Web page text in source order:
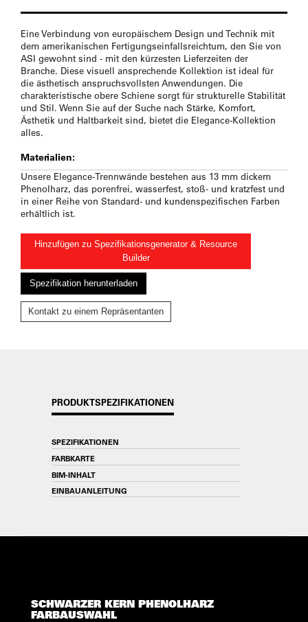
Eine Verbindung von europäischem Design und Technik mit
dem amerikanischen Fertigungseinfallsreichtum, den Sie von
ASI gewohnt sind - mit den kürzesten Lieferzeiten der
Branche. Diese visuell ansprechende Kollektion ist ideal für
die ästhetisch anspruchsvollsten Anwendungen. Die
charakteristische obere Schiene sorgt für strukturelle Stabilität
und Stil. Wenn Sie auf der Suche nach Stärke, Komfort,
Ästhetik und Haltbarkeit sind, bietet die Elegance-Kollektion
alles.
Materialien:
Unsere Elegance-Trennwände bestehen aus 13 mm dickem
Phenolharz, das porenfrei, wasserfest, stoß- und kratzfest und
in einer Reihe von Standard- und kundenspezifischen Farben
erhältlich ist.
Hinzufügen zu Spezifikationsgenerator & Resource
Builder
Spezifikation herunterladen
Kontakt zu einem Repräsentanten
PRODUKTSPEZIFIKATIONEN
SPEZIFIKATIONEN
FARBKARTE
BIM-INHALT
EINBAUANLEITUNG
SCHWARZER KERN PHENOLHARZ
FARBAUSWAHL